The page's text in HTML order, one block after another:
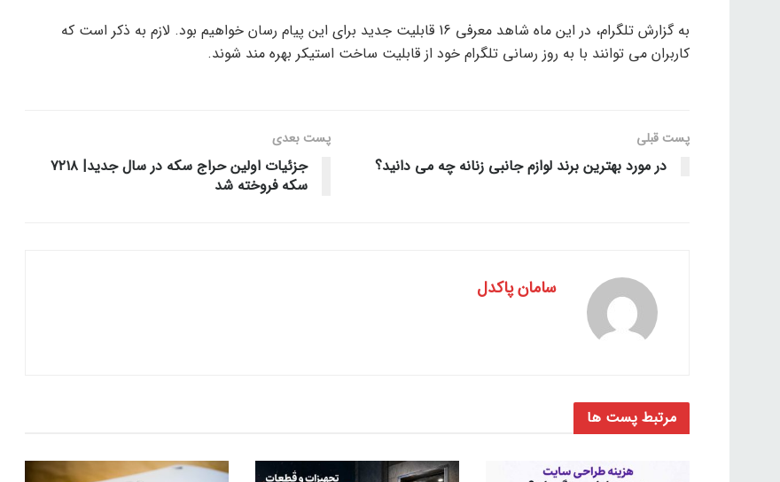
به گزارش تلگرام، در این ماه شاهد معرفی 16 قابلیت جدید برای این پیام رسان خواهیم بود. لازم به ذکر است که
کاربران می توانند با به روز رسانی تلگرام خود از قابلیت ساخت استیکر بهره مند شوند.
پست قبلی
در مورد بهترین برند لوازم جانبی زنانه چه می دانید؟
پست‌ بعدی
جزئیات اولین حراج سکه در سال جدید| ۷۲۱۸
سکه فروخته شد
سامان پاکدل
مرتبط پست ها